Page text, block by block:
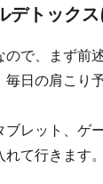
デトック
ので、まず前
毎日の肩こり
レット、ゲ
て行きます。